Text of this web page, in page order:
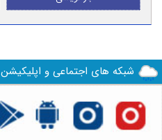
شبکه های اجتماعی و اپلیکیشن